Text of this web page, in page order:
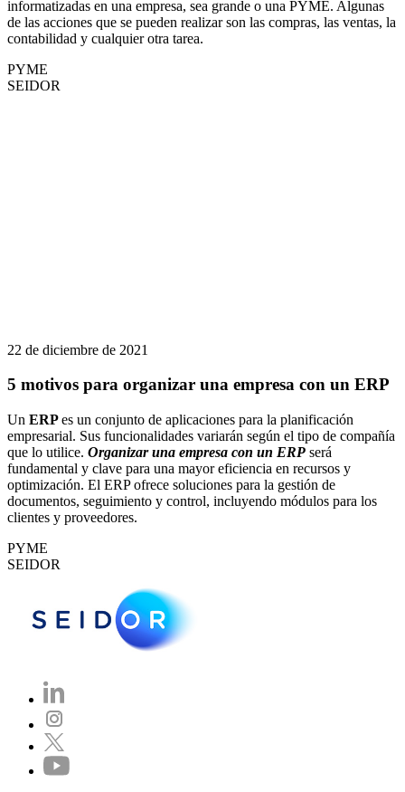
informatizadas en una empresa, sea grande o una PYME. Algunas
de las acciones que se pueden realizar son las compras, las ventas, la
contabilidad y cualquier otra tarea.
PYME
SEIDOR
22 de diciembre de 2021
5 motivos para organizar una empresa con un ERP
Un ERPes un conjunto de aplicaciones para la planificación
empresarial. Sus funcionalidades variarán según el tipo de compañía
que lo utilice. Organizar una empresa con un ERP será
fundamental y clave para una mayor eficiencia en recursos y
optimización. El ERP ofrece soluciones para la gestión de
documentos, seguimiento y control, incluyendo módulos para los
clientes y proveedores.
PYME
SEIDOR